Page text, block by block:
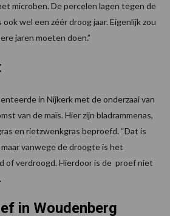
microben. De percelen lagen tegen de
wel een zéér droog jaar. Eigenlijk zou
jaren moeten doen.”
in Nijkerk met de onderzaai van
van de maïs. Hier zijn bladrammenas,
en rietzwenkgras beproefd. “Dat is
vanwege de droogte is het
of verdroogd. Hierdoor is de proef niet
in Woudenberg